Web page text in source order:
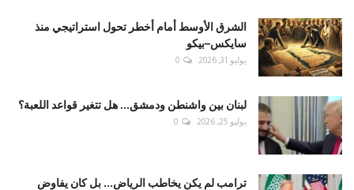
الشرق الأوسط أمام أخطر تحول استراتيجي منذ
سايكس–بيكو
يوليو 31, 2026 0
لبنان بين واشنطن ودمشق... هل تتغير قواعد اللعبة؟
يوليو 25, 2026 0
ترامب لم يكن يخاطب الرياض... بل كان يفاوض